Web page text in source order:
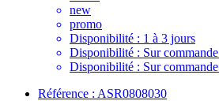
new
promo
Disponibilité : 1 à 3 jours
Disponibilité : Sur
Disponibilité : Sur
Référence : ASR0808030